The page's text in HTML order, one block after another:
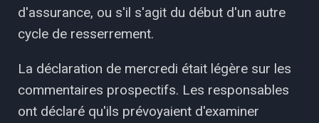
d'assurance, ou s'il s'agit du début d'un autre
cycle de resserrement.
La déclaration de mercredi était légère sur les
commentaires prospectifs. Les responsables
ont déclaré qu'ils prévoyaient d'examiner